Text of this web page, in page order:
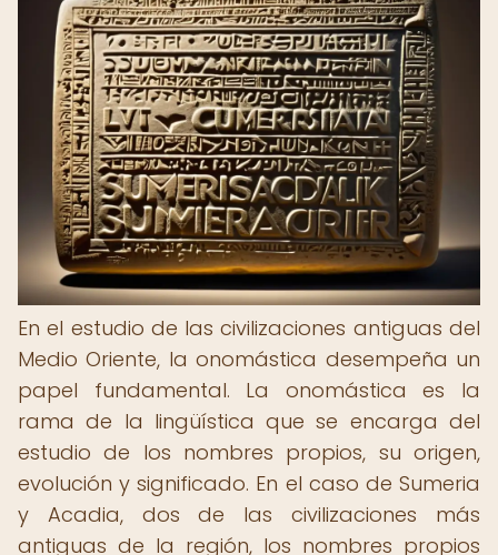
En el estudio de las civilizaciones antiguas del
Medio Oriente, la onomástica desempeña un
papel fundamental. La onomástica es la
rama de la lingüística que se encarga del
estudio de los nombres propios, su origen,
evolución y significado. En el caso de Sumeria
y Acadia, dos de las civilizaciones más
antiguas de la región, los nombres propios